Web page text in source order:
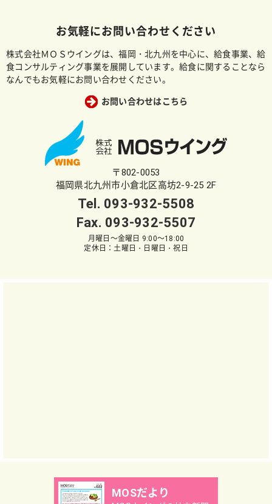
お気軽にお問い合わせください
株式会社ＭＯＳウイングは、福岡・北九州を中心に、給食事業、給
食コンサルティング事業を展開しています。給食に関することなら
なんでもお気軽にお問い合わせください。
お問い合わせはこちら
〒802-0053
福岡県北九州市小倉北区高坊2-9-25 2F
Tel. 093-932-5508
Fax. 093-932-5507
月曜日～金曜日 9:00～18:00
定休日：土曜日・日曜日・祝日
MOSだより